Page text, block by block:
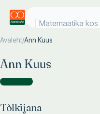
Matemaatika kosm
Avaleht/Ann Kuus
Ann Kuus
Tõlkijana )
Tõlkijana